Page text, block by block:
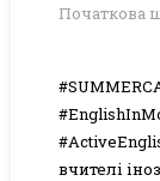
Початкова
вчителі